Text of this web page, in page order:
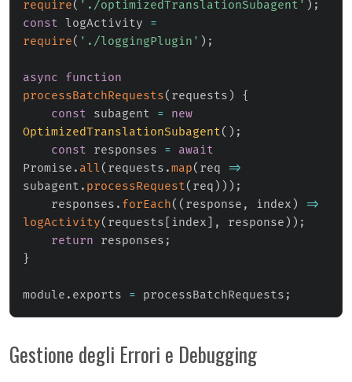
require( './optimizedTranslationSubagent' ) ;
const logActivity =
require( './loggingPlugin' ) ;
async
function
processBatchRequests( requests )
{
const subagent =
new
OptimizedTranslationSubagent( ) ;
const responses =
await
Promise . all( requests .map( req
=>
subagent . processRequest( req ) ) ) ;
    responses
. forEach( ( response , index )
=>
logActivity( requests index , response ) ) ;
return responses ;
}
module . exports = processBatchRequests ;
Gestione degli Errori e Debugging